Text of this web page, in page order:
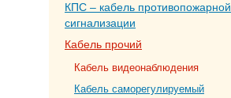
КПС – кабель противопожарной
сигнализации
Кабель прочий
Кабель видеонаблюдения
Кабель саморегулируемый